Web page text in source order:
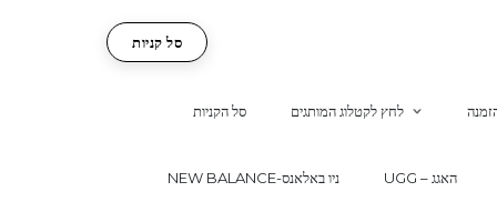
סל הקניות לחץ לקטלוג המותגים
NEW BALANCE-ניו באלאנס UGG – האגג
סל קניות